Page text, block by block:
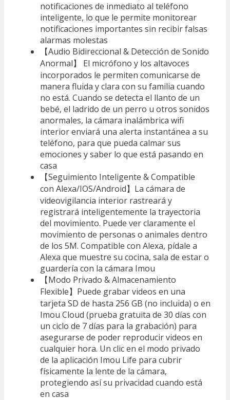
notificaciones de inmediato al teléfono
inteligente, lo que le permite monitorear
notificaciones importantes sin recibir falsas
alarmas molestas
【Audio Bidireccional & Detección de Sonido
Anormal】 El micrófono y los altavoces
incorporados le permiten comunicarse de
manera fluida y clara con su familia cuando
no está. Cuando se detecta el llanto de un
bebé, el ladrido de un perro u otros sonidos
anormales, la cámara inalámbrica wifi
interior enviará una alerta instantánea a su
teléfono, para que pueda calmar sus
emociones y saber lo que está pasando en
casa
【Seguimiento Inteligente & Compatible
con Alexa/IOS/Android】La cámara de
videovigilancia interior rastreará y
registrará inteligentemente la trayectoria
del movimiento. Puede ver claramente el
movimiento de personas o animales dentro
de los 5M. Compatible con Alexa, pídale a
Alexa que muestre su cocina, sala de estar o
guardería con la cámara Imou
【Modo Privado & Almacenamiento
Flexible】Puede grabar videos en una
tarjeta SD de hasta 256 GB (no incluida) o en
Imou Cloud (prueba gratuita de 30 días con
un ciclo de 7 días para la grabación) para
asegurarse de poder reproducir videos en
cualquier hora. Un clic en el modo privado
de la aplicación Imou Life para cubrir
físicamente la lente de la cámara,
protegiendo así su privacidad cuando está
en casa